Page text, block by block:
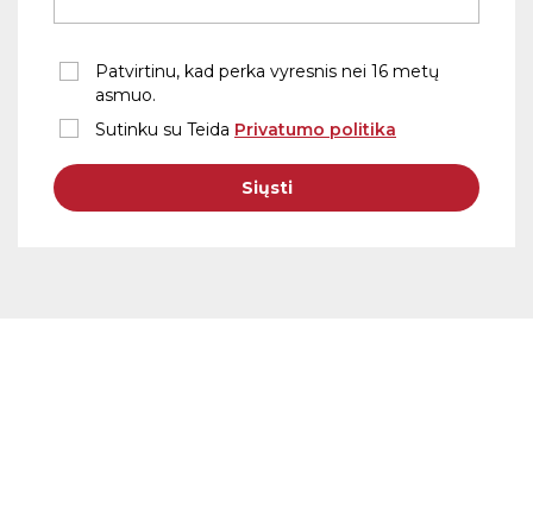
Patvirtinu, kad perka vyresnis nei 16 metų
asmuo.
Sutinku su Teida Privatumo politika